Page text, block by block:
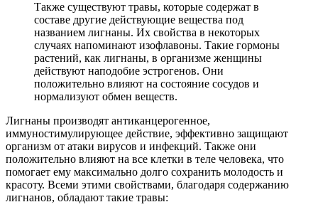
Также существуют травы, которые содержат в
составе другие действующие вещества под
названием лигнаны. Их свойства в некоторых
случаях напоминают изофлавоны. Такие гормоны
растений, как лигнаны, в организме женщины
действуют наподобие эстрогенов. Они
положительно влияют на состояние сосудов и
нормализуют обмен веществ.
Лигнаны производят антиканцерогенное,
иммуностимулирующее действие, эффективно защищают
организм от атаки вирусов и инфекций. Также они
положительно влияют на все клетки в теле человека, что
помогает ему максимально долго сохранить молодость и
красоту. Всеми этими свойствами, благодаря содержанию
лигнанов, обладают такие травы: